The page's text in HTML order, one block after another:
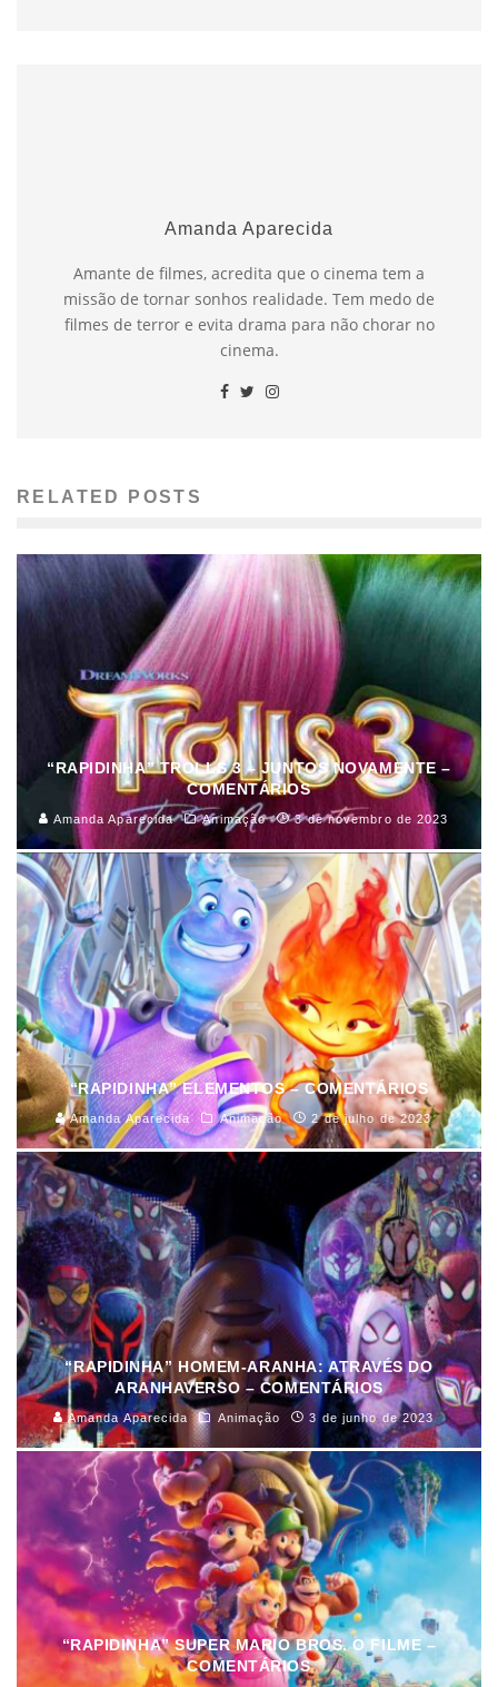
Amanda Aparecida
Amante de filmes, acredita que o cinema tem a
missão de tornar sonhos realidade. Tem medo de
filmes de terror e evita drama para não chorar no
cinema.
RELATED POSTS
“RAPIDINHA” TROLLS 3 – JUNTOS NOVAMENTE –
COMENTÁRIOS
Amanda Aparecida Animação 3 de novembro de 2023
“RAPIDINHA” ELEMENTOS – COMENTÁRIOS
Amanda Aparecida Animação 2 de julho de 2023
“RAPIDINHA” HOMEM-ARANHA: ATRAVÉS DO
ARANHAVERSO – COMENTÁRIOS
Amanda Aparecida Animação 3 de junho de 2023
“RAPIDINHA” SUPER MARIO BROS. O FILME –
COMENTÁRIOS